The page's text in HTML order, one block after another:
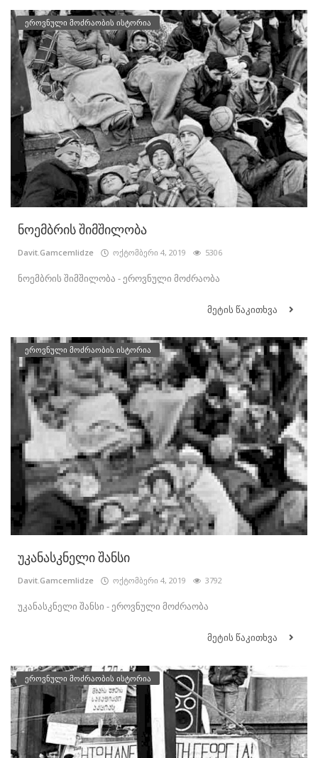
ეროვნული მოძრაობის ისტორია
ნოემბრის შიმშილობა
Davit.Gamcemlidze ოქტომბერი 4, 2019 5306
ნოემბრის შიმშილობა - ეროვნული მოძრაობა
მეტის წაკითხვა
ეროვნული მოძრაობის ისტორია
უკანასკნელი შანსი
Davit.Gamcemlidze ოქტომბერი 4, 2019 3792
უკანასკნელი შანსი - ეროვნული მოძრაობა
მეტის წაკითხვა
ეროვნული მოძრაობის ისტორია